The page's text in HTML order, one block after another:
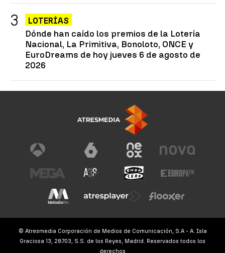
LOTERÍAS
Dónde han caído los premios de la Lotería
Nacional, La Primitiva, Bonoloto, ONCE y
EuroDreams de hoy jueves 6 de agosto de
2026
© Atresmedia Corporación de Medios de Comunicación, S.A - A. Isla
Graciosa 13, 28703, S.S. de los Reyes, Madrid. Reservados todos los
derechos